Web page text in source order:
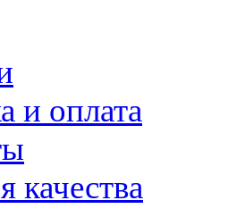
и оплата
качества